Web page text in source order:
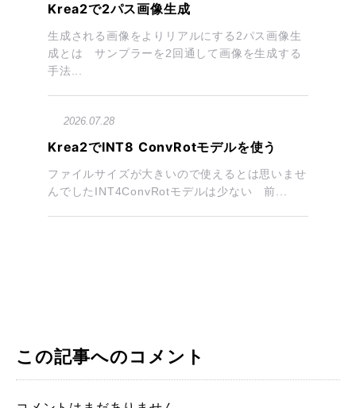
Krea2で2パス画像生成
生成される画像をよりリアルにする2パス画像生
成とは サンプラーを2回通して画像を生成する
手法...
2026.07.28
Krea2でINT8 ConvRotモデルを使う
ファイルサイズが大きいので使えるとは思いませ
んでしたINT4ConvRotモデルは少ない 前...
この記事へのコメント